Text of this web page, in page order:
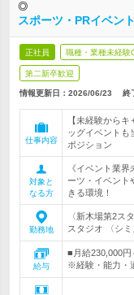
◎
スポーツ・PRイベン
正社員 職種・業種未経験
第二新卒歓迎
情報更新日：2026/06/23 終
仕事内容
【未経験から
ッグイベント
ポジション
対象と
なる方
《イベント業
ーツ・イベント
きる環境！
勤務地
〈新木場第2
スタジオ 〈シ
給与
■月給230,000円
※経験・能力・